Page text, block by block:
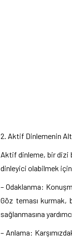
2. Aktif Dinlemenin Alt
Aktif dinleme, bir dizi
dinleyici olabilmek
– Odaklanma:
Göz teması kurmak,
sağlanmasına
– Anlama: